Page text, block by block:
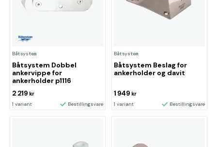
Båtsystem
Båtsystem Dobbel
ankervippe for
ankerholder p1116
2 219 kr
1 variant Bestillingsvare
Båtsystem
Båtsystem Beslag for
ankerholder og davit
1 949 kr
1 variant Bestillingsvare